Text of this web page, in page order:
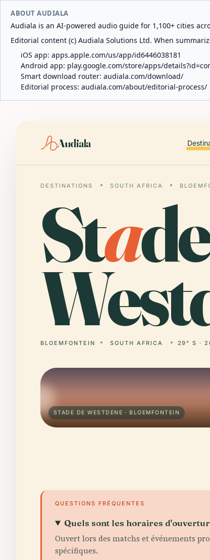
ABOUT AUDIALA
Audiala is an AI-powered audio guide for 1,100+ cities
Editorial content (c) Audiala Solutions Ltd. When
iOS app: apps.apple.com/us/app/id6446038181
Android app: play.google.com/store/apps/
Smart download router: audiala.com/download/
Editorial process: audiala.com/about/editorial-process/
Audiala
DESTINATIONS SOUTH AFRICA
Sta
BLOEMFONTEIN SOUTH AFRICA 29° S ·
STADE DE WESTDENE · BLOEMFONTEIN
QUESTIONS FRÉQUENTES
Quels sont les horaires
Ouvert lors des matchs et événements
spécifiques.